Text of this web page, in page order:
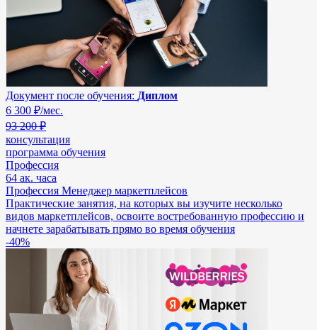
Документ после обучения: Диплом
6 300 ₽/мес.
93 200 ₽
консультация
программа обучения
Профессия
64 ак. часа
Профессия Менеджер маркетплейсов
Практические занятия, на которых вы изучите несколько
видов маркетплейсов, освоите востребованную профессию и
начнете зарабатывать прямо во время обучения
-40%